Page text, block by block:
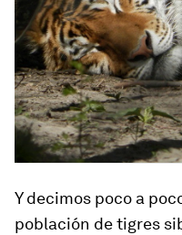
Y decimos poco a
población de tigres